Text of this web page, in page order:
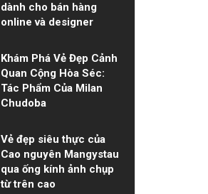
dành cho bán hàng
online và designer
Khám Phá Vẻ Đẹp Cảnh
Quan Cộng Hòa Séc:
Tác Phẩm Của Milan
Chudoba
Vẻ đẹp siêu thực của
Cao nguyên Mangystau
qua ống kính ảnh chụp
từ trên cao